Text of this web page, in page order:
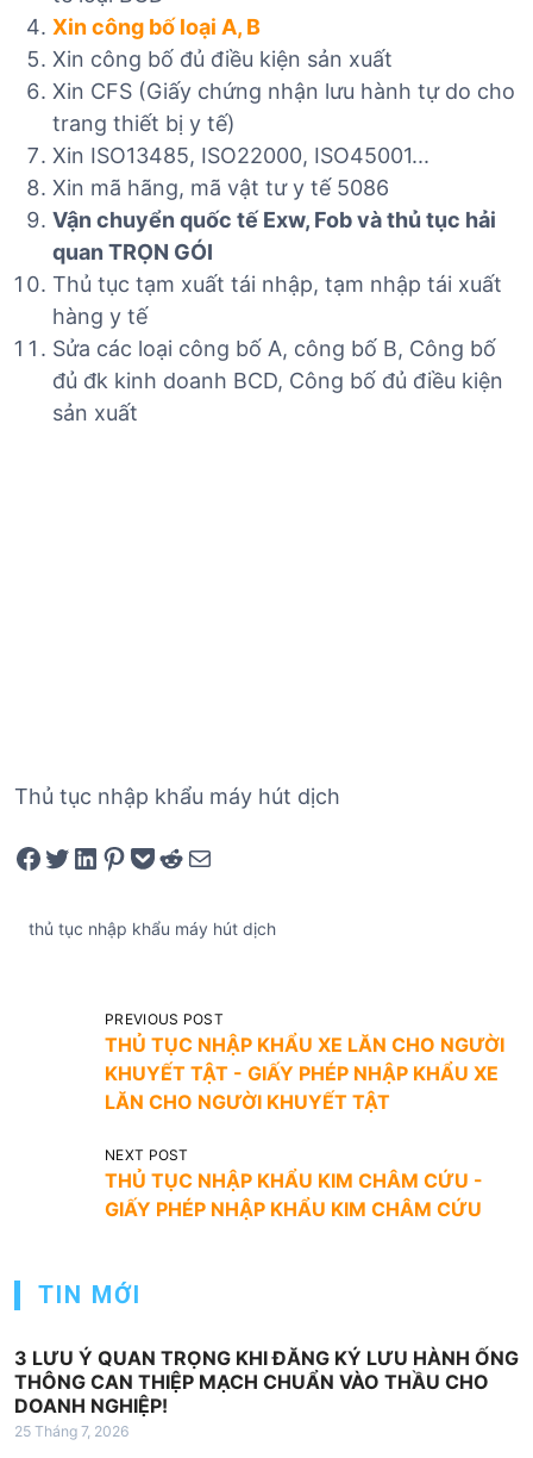
Xin công bố loại A, B
Xin công bố đủ điều kiện sản xuất
Xin CFS (Giấy chứng nhận lưu hành tự do cho
trang thiết bị y tế)
Xin ISO13485, ISO22000, ISO45001...
Xin mã hãng, mã vật tư y tế 5086
Vận chuyển quốc tế Exw, Fob và thủ tục hải
quan TRỌN GÓI
Thủ tục tạm xuất tái nhập, tạm nhập tái xuất
hàng y tế
Sửa các loại công bố A, công bố B, Công bố
đủ đk kinh doanh BCD, Công bố đủ điều kiện
sản xuất
Thủ tục nhập khẩu máy hút dịch
Share on Facebook Tweet on Twitter Share on LinkedIn Pin on Pinterest Save to pocket Share on Reddit Share via Email
thủ tục nhập khẩu máy hút dịch
n
g
b
à
i
PREVIOUS POST
THỦ TỤC NHẬP KHẨU XE LĂN CHO NGƯỜI
KHUYẾT TẬT - GIẤY PHÉP NHẬP KHẨU XE
LĂN CHO NGƯỜI KHUYẾT TẬT
NEXT POST
THỦ TỤC NHẬP KHẨU KIM CHÂM CỨU -
GIẤY PHÉP NHẬP KHẨU KIM CHÂM CỨU
TIN MỚI
3 LƯU Ý QUAN TRỌNG KHI ĐĂNG KÝ LƯU HÀNH ỐNG
THÔNG CAN THIỆP MẠCH CHUẨN VÀO THẦU CHO
DOANH NGHIỆP!
25 Tháng 7, 2026